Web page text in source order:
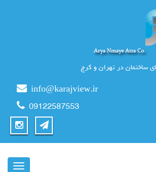
ساختمان در تهران و کرج
info@karajview.ir
09122587553
ناوبری